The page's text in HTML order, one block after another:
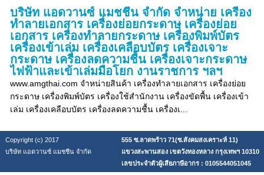
บริษัท แอดวานซ์ แมชชีน จำกัด จำหน่าย เครื่อง
ทำลายเอกสาร เครื่องย่อยกระดาษ เครื่องย่อย
เอกสาร เครื่องทำลายกระดาษ เครื่องพิมพ์บัตร
เครื่องเข้าเล่ม เครื่องเคลือบบัตร เครื่องเจาะ
กระดาษ เครื่องลดความชื้น เครื่องเจาะกระดาษ
ไฟฟ้าและเข้าเล่มมือโยก งานราชการ ฯลฯ
www.amgthai.com จำหน่ายสินค้า เครื่องทำลายเอกสาร เครื่องย่อย
กระดาษ เครื่องพิมพ์บัตร เครื่องใช้สำนักงาน เครื่องขัดพื้น เครื่องเข้า
เล่ม เครื่องเคลือบบัตร เครื่องลดความชื้น เครื่องเ...
Copyright (c) 2017
555 ซ.ลาดพร้าว 71(ซ.สังคมสงเคราะห์ 11)
บริษัท แอดวานซ์ แมชชีน จำกัด
แขวงสะพานสอง เขตวังทองหลาง กรุงเทพฯ 10310
เลขประจำตัวผู้เสียภาษีอากร : 0105544051045